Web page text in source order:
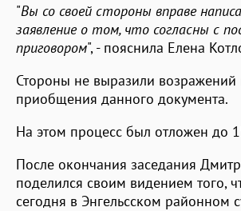
"Вы со своей стороны вправе
заявление о том, что согласны с
приговором", - пояснила Елена
Стороны не выразили возражений
приобщения данного документа.
На этом процесс был отложен до
После окончания заседания
поделился своим видением того,
сегодня в Энгельсском районном